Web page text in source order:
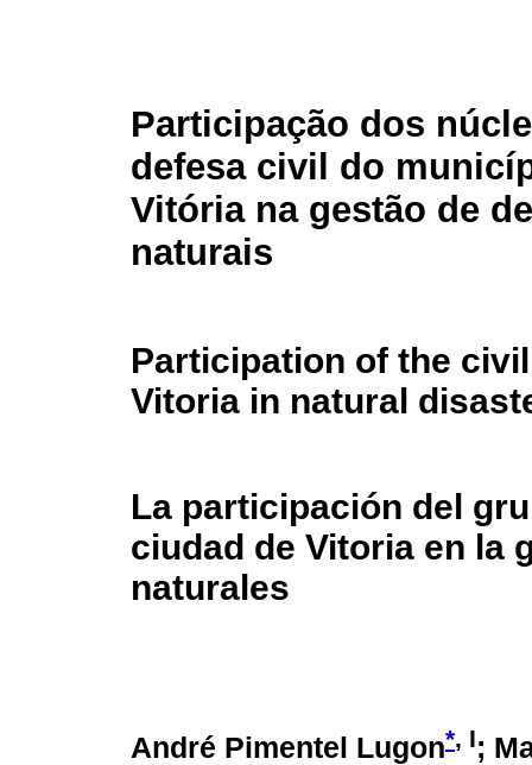
Participação dos
defesa civil do
Vitória na gestão de
naturais
Participation of the
Vitoria in natural
La participación del
ciudad de Vitoria en la
naturales
André Pimentel Lugon*, I;